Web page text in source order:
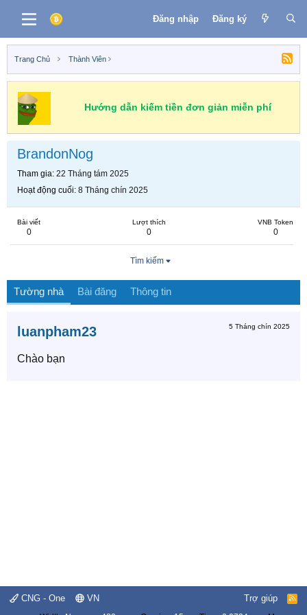
Đăng nhập Đăng ký
Trang Chủ Thành Viên
Hướng dẫn kiếm tiền đơn giản miễn phí
BrandonNog
Tham gia 22 Tháng tám 2025
Hoạt động cuối 8 Tháng chín 2025
Bài viết
0
Lượt thích
0
VNB Token
0
Tìm kiếm
Tường nhà Bài đăng Thông tin
luanpham23 5 Tháng chín 2025
Chào bạn
CNG - One VN Trợ giúp
R